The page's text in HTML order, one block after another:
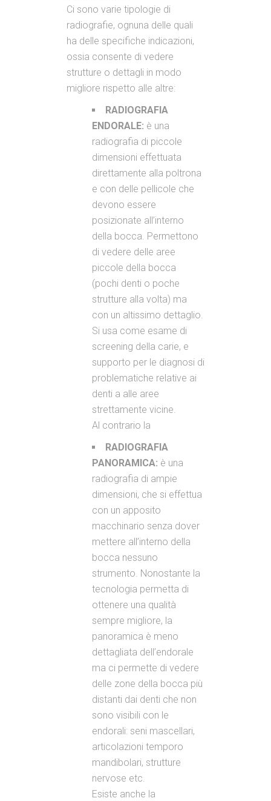
Ci sono varie tipologie di
radiografie, ognuna delle quali
ha delle specifiche indicazioni,
ossia consente di vedere
strutture o dettagli in modo
migliore rispetto alle altre:
RADIOGRAFIA
ENDORALE: è una
radiografia di piccole
dimensioni effettuata
direttamente alla poltrona
e con delle pellicole che
devono essere
posizionate all’interno
della bocca. Permettono
di vedere delle aree
piccole della bocca
(pochi denti o poche
strutture alla volta) ma
con un altissimo dettaglio.
Si usa come esame di
screening della carie, e
supporto per le diagnosi di
problematiche relative ai
denti a alle aree
strettamente vicine.
Al contrario la
RADIOGRAFIA
PANORAMICA: è una
radiografia di ampie
dimensioni, che si effettua
con un apposito
macchinario senza dover
mettere all’interno della
bocca nessuno
strumento. Nonostante la
tecnologia permetta di
ottenere una qualità
sempre migliore, la
panoramica è meno
dettagliata dell’endorale
ma ci permette di vedere
delle zone della bocca più
distanti dai denti che non
sono visibili con le
endorali: seni mascellari,
articolazioni temporo
mandibolari, strutture
nervose etc.
Esiste anche la